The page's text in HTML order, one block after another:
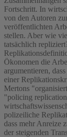
Fortschritt. In
von den Autoren
veröffentlichten
stellen. Aber wie
tatsächlich
Ökonomen die
argumentieren,
einer
Mertons
"policing
polizeiliche
dass mehr Anreize
der steigenden